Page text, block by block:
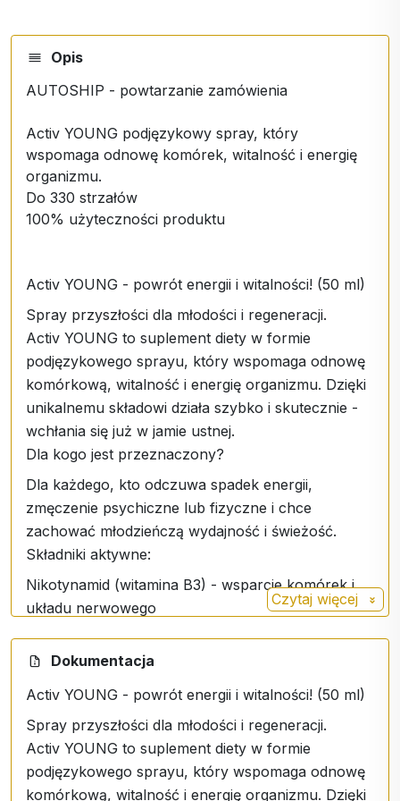
Opis
AUTOSHIP - powtarzanie zamówienia
Activ YOUNG podjęzykowy spray, który
wspomaga odnowę komórek, witalność i energię
organizmu.
Do 330 strzałów
100% użyteczności produktu
Activ YOUNG - powrót energii i witalności! (50 ml)
Spray przyszłości dla młodości i regeneracji.
Activ YOUNG to suplement diety w formie
podjęzykowego sprayu, który wspomaga odnowę
komórkową, witalność i energię organizmu. Dzięki
unikalnemu składowi działa szybko i skutecznie -
wchłania się już w jamie ustnej.
Dla kogo jest przeznaczony?
Dla każdego, kto odczuwa spadek energii,
zmęczenie psychiczne lub fizyczne i chce
zachować młodzieńczą wydajność i świeżość.
Składniki aktywne:
Nikotynamid (witamina B3) - wsparcie komórek i
układu nerwowego
D-ryboza - źródło energii komórkowej
Kozieradka pospolita (Astragalus membranaceus)
- adaptogen wspierający odporność i witalność.
Glicerol, woda, sorbinian potasu
Korzyści:
Szybkie wchłanianie przez błonę śluzową
Czytaj więcej
Dokumentacja
Activ YOUNG - powrót energii i witalności! (50 ml)
Spray przyszłości dla młodości i regeneracji.
Activ YOUNG to suplement diety w formie
podjęzykowego sprayu, który wspomaga odnowę
komórkową, witalność i energię organizmu. Dzięki